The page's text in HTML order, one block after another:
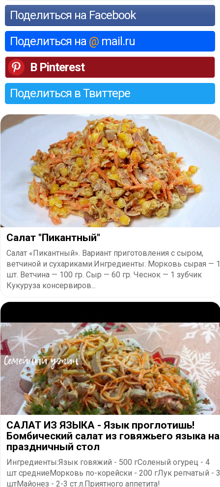
Поделиться на Facebook
Поделиться на @ mail.ru
В Pinterest
Поделиться в Твиттере
Салат "Пикантный"
Салат «Пикантный». Вариант приготовления с сыром,
ветчиной и сухариками.Ингредиенты: Морковь сырая — 1
шт. Ветчина — 100 гр. Сыр — 60 гр. Чеснок — 1 зубчик
Кукуруза консервиров...
САЛАТ ИЗ ЯЗЫКА - Язык проглотишь!
Бомбический салат из говяжьего языка на
праздничный стол
Ингредиенты:Язык говяжий - 500 гСоленый огурец - 4
шт средниеМорковь по-корейски - 200 гЛук репчатый - 3
штМайонез - 2-3 ст.л.Приятного аппетита!